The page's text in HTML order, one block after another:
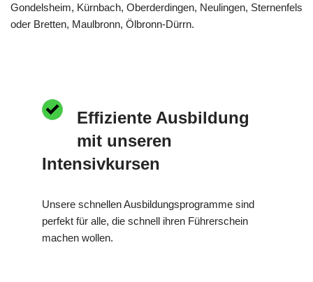
Gondelsheim, Kürnbach, Oberderdingen, Neulingen, Sternenfels
oder Bretten, Maulbronn, Ölbronn-Dürrn.
Effiziente Ausbildung
mit unseren
Intensivkursen
Unsere schnellen Ausbildungsprogramme sind
perfekt für alle, die schnell ihren Führerschein
machen wollen.